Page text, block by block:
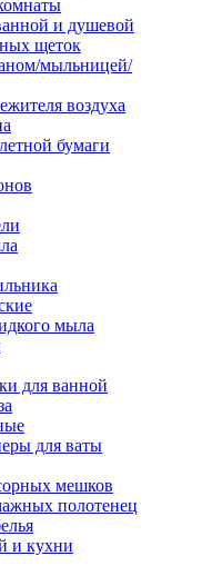
и душевой
щеток
мыльницей/
воздуха
бумаги
мыла
для ванной
для ваты
мешков
полотенец
и кухни